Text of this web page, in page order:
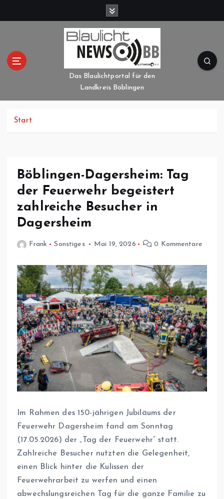
Das Blaulichtportal für den
Landkreis Böblingen
Start
Böblingen-Dagersheim: Tag
der Feuerwehr begeistert
zahlreiche Besucher in
Dagersheim
Frank Sonstiges Mai 19, 2026 0 Kommentare
Im Rahmen des 150-jährigen Jubiläums der
Feuerwehr Dagersheim fand am Sonntag
(17.05.2026) der „Tag der Feuerwehr“ statt.
Zahlreiche Besucher nutzten die Gelegenheit,
einen Blick hinter die Kulissen der
Feuerwehrarbeit zu werfen und einen
abwechslungsreichen Tag für die ganze Familie zu